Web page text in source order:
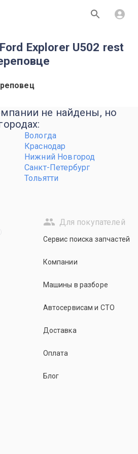
Explorer U502 rest
не найдены, но
Вологда
Краснодар
Нижний Новгород
Санкт-Петербург
Тольятти
Для покупателей
Сервис поиска запчастей
Компании
Машины в разборе
Автосервисам и СТО
Доставка
Оплата
Блог